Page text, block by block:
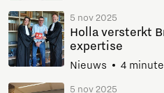
5 nov 2025
Holla versterkt
expertise
Nieuws 4
5 nov 2025